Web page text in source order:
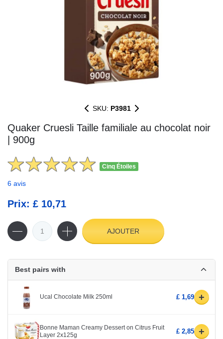
SKU: P3981
Quaker Cruesli Taille familiale au chocolat noir
| 900g
Cinq Étoiles
6 avis
Prix: £ 10,71
AJOUTER
Best pairs with
Ucal Chocolate Milk 250ml £ 1,69 +
Bonne Maman Creamy Dessert on Citrus Fruit
Layer 2x125g
£ 2,85 +